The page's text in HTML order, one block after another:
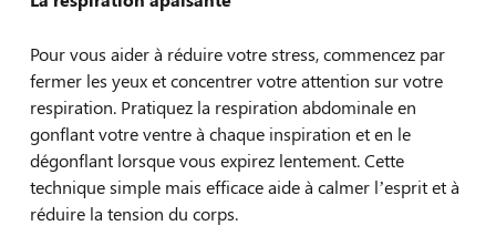
Pour vous aider à réduire votre stress, commencez par
fermer les yeux et concentrer votre attention sur votre
respiration. Pratiquez la respiration abdominale en
gonflant votre ventre à chaque inspiration et en le
dégonflant lorsque vous expirez lentement. Cette
technique simple mais efficace aide à calmer l’esprit et à
réduire la tension du corps.